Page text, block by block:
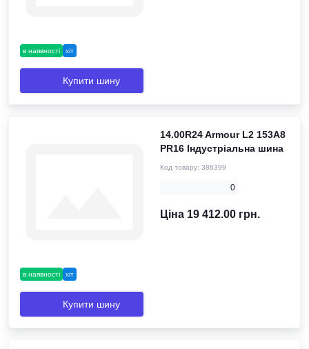
в наявності хіт
Купити шину
в наявності хіт
14.00R24 Armour L2 153A8
PR16 Індустріальна шина
Код товару: 386399
0
Ціна 19 412.00 грн.
Купити шину